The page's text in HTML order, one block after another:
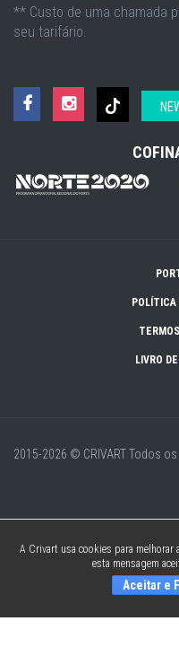
** Custo de uma chamada
seu tarifário.
POLÍTICA
LIVRO
2015-2026 © CRIVARTTodos os
A Crivart usa cookies para
esta mensagem
Aceitar e